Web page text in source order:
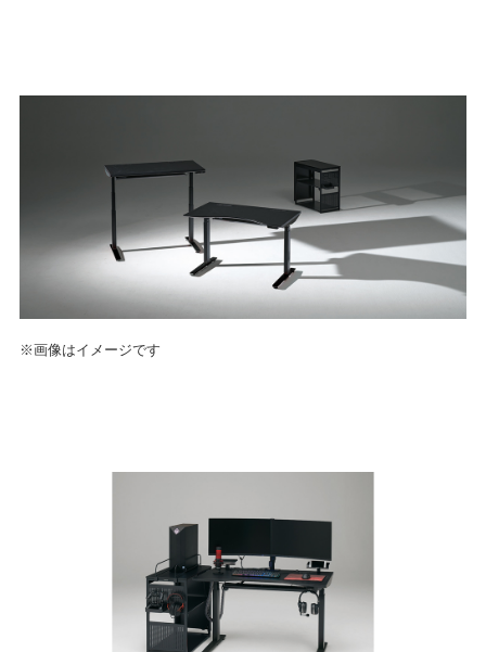
※画像はイメージです